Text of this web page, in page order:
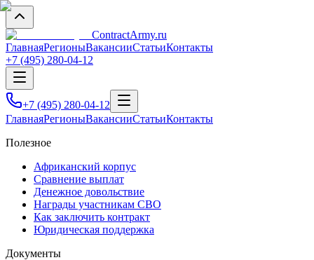
ContractArmy.ru
ГлавнаяРегионыВакансииСтатьиКонтакты
+7 (495) 280-04-12
+7 (495) 280-04-12
ГлавнаяРегионыВакансииСтатьиКонтакты
Полезное
Африканский корпус
Сравнение выплат
Денежное довольствие
Награды участникам СВО
Как заключить контракт
Юридическая поддержка
Документы